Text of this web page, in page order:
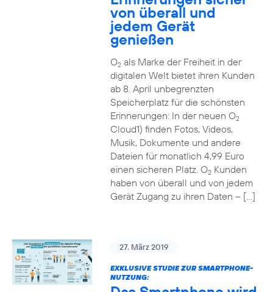
von überall und
jedem Gerät
genießen
O2als Marke der Freiheit in der
digitalen Welt bietet ihren Kunden
ab 8. April unbegrenzten
Speicherplatz für die schönsten
Erinnerungen: In der neuen O2
Cloud1) finden Fotos, Videos,
Musik, Dokumente und andere
Dateien für monatlich 4,99 Euro
einen sicheren Platz. O2Kunden
haben von überall und von jedem
Gerät Zugang zu ihren Daten – […]
27. März 2019
EXKLUSIVE STUDIE ZUR SMARTPHONE-
NUTZUNG: